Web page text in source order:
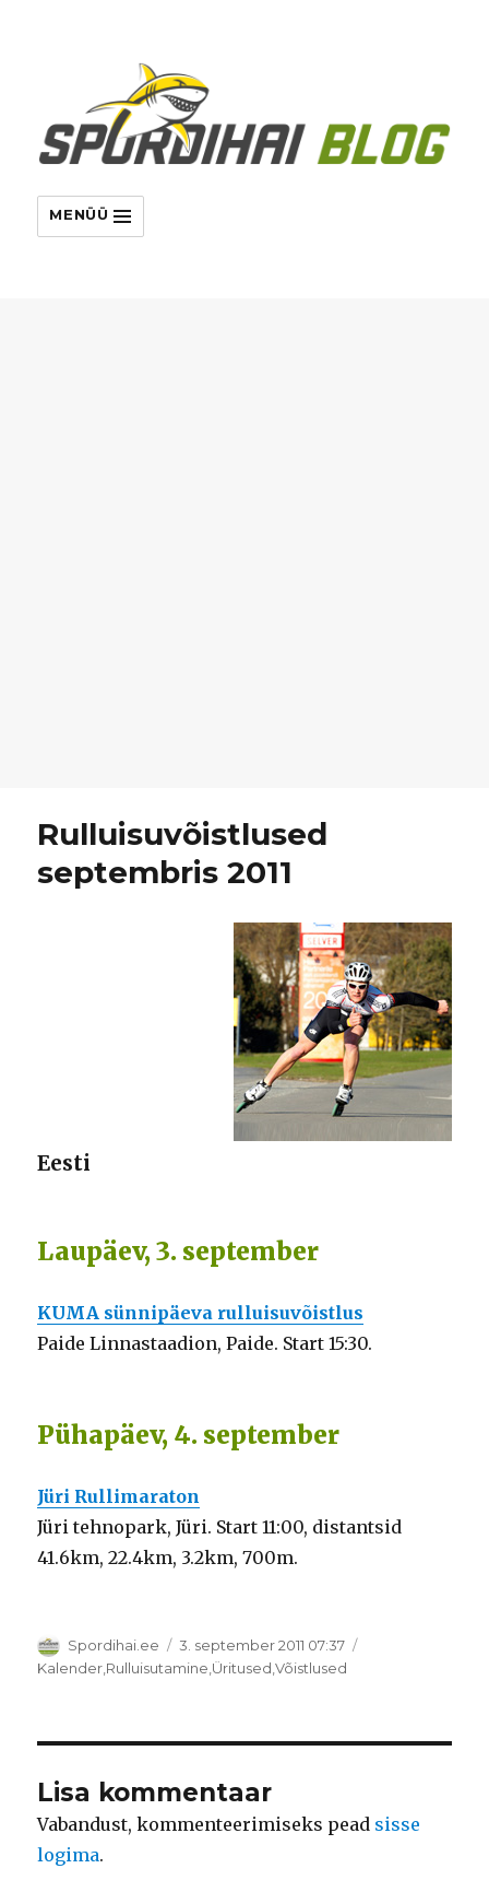
MENÜÜ
Rulluisuvõistlused
septembris 2011
Eesti
Laupäev, 3. september
KUMA sünnipäeva rulluisuvõistlus
Paide Linnastaadion, Paide. Start 15:30.
Pühapäev, 4. september
Jüri Rullimaraton
Jüri tehnopark, Jüri. Start 11:00, distantsid
41.6km, 22.4km, 3.2km, 700m.
Autor
Spordihai.ee Postitatud
3. september 2011 07:37
Rubriigid
Kalender,Rulluisutamine,Üritused,Võistlused
Lisa kommentaar
Vabandust, kommenteerimiseks pead sisse
logima.